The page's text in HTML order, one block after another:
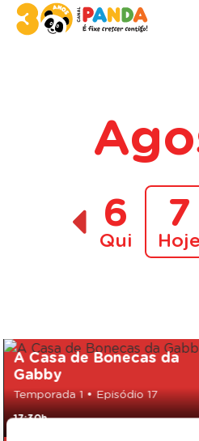
6
Qui
7
Hoje
A Casa de Bonecas da
Gabby
Temporada 1 • Episódio 17
17:30h